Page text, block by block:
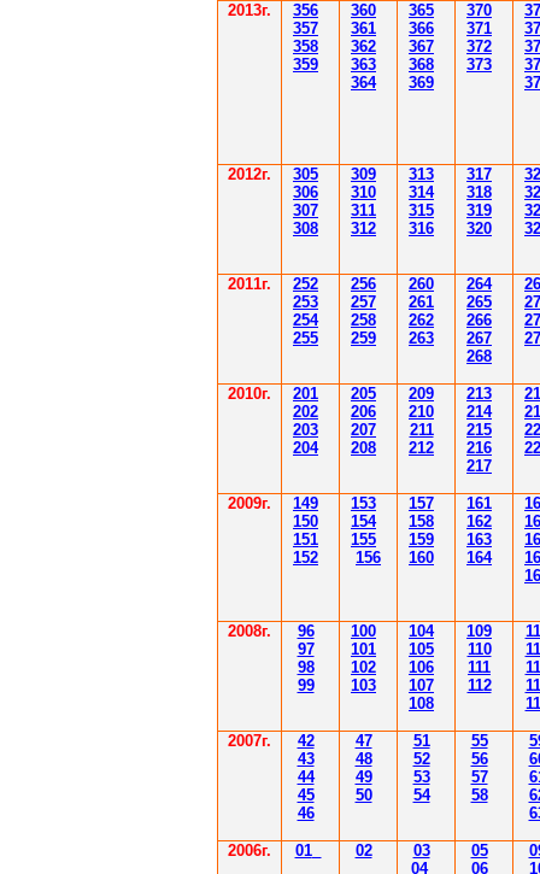
2013г.
356
357
358
359
360
361
362
363
364
365
366
367
368
369
370
371
372
373
37
37
37
2012г. 305
306
307
308
309
310
311
312
313
314
315
316
317
318
319
320
3
3
3
3
2011г.
252
253
254
255
256
257
258
259
260
261
262
263
264
265
266
267
268
26
2
2
2
2010г.
201
202
203
204
205
206
207
208
209
210
211
212
213
214
215
216
217
2009г.
149
150
151
152
153
154
155
156
157
158
159
160
161
162
163
164
2008г.
96
97
98
99
100
101
102
103
104
105
106
107
108
109
110
111
112
2007г.
42
43
44
45
46
47
48
49
50
51
52
53
54
55
56
57
58
2006г. 01 02
03
04
05
06